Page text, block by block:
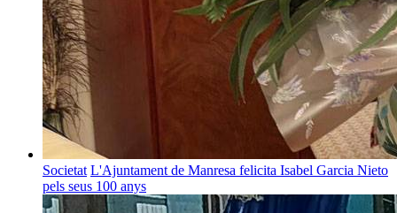
Societat L'Ajuntament de Manresa felicita Isabel Garcia Nieto
pels seus 100 anys